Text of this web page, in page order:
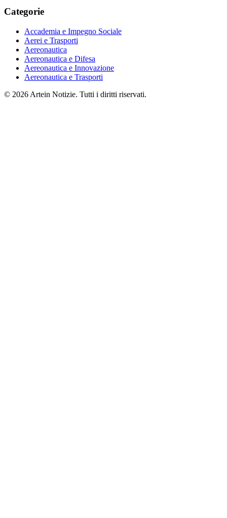
Categorie
Accademia e Impegno Sociale
Aerei e Trasporti
Aereonautica
Aereonautica e Difesa
Aereonautica e Innovazione
Aereonautica e Trasporti
© 2026 Artein Notizie. Tutti i diritti riservati.